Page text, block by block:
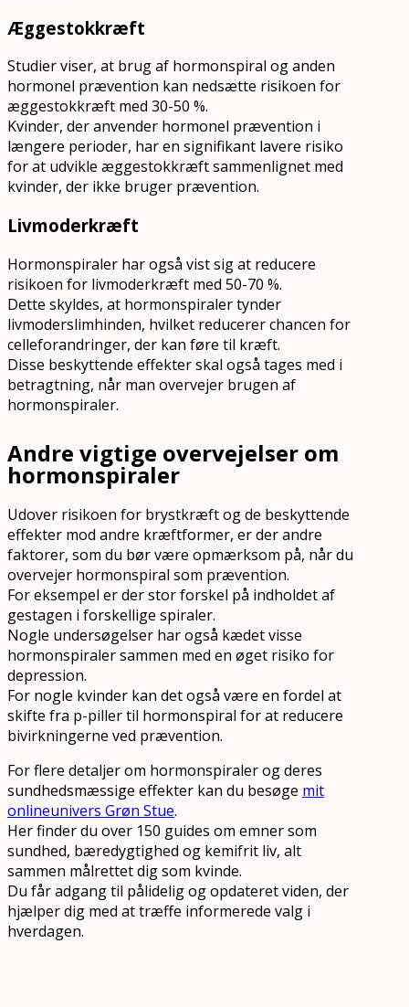
Æggestokkræft
Studier viser, at brug af hormonspiral og anden
hormonel prævention kan nedsætte risikoen for
æggestokkræft med 30-50 %.
Kvinder, der anvender hormonel prævention i
længere perioder, har en signifikant lavere risiko
for at udvikle æggestokkræft sammenlignet med
kvinder, der ikke bruger prævention.
Livmoderkræft
Hormonspiraler har også vist sig at reducere
risikoen for livmoderkræft med 50-70 %.
Dette skyldes, at hormonspiraler tynder
livmoderslimhinden, hvilket reducerer chancen for
celleforandringer, der kan føre til kræft.
Disse beskyttende effekter skal også tages med i
betragtning, når man overvejer brugen af
hormonspiraler.
Andre vigtige overvejelser om
hormonspiraler
Udover risikoen for brystkræft og de beskyttende
effekter mod andre kræftformer, er der andre
faktorer, som du bør være opmærksom på, når du
overvejer hormonspiral som prævention.
For eksempel er der stor forskel på indholdet af
gestagen i forskellige spiraler.
Nogle undersøgelser har også kædet visse
hormonspiraler sammen med en øget risiko for
depression.
For nogle kvinder kan det også være en fordel at
skifte fra p-piller til hormonspiral for at reducere
bivirkningerne ved prævention.
For flere detaljer om hormonspiraler og deres
sundhedsmæssige effekter kan du besøge mit
onlineunivers Grøn Stue.
Her finder du over 150 guides om emner som
sundhed, bæredygtighed og kemifrit liv, alt
sammen målrettet dig som kvinde.
Du får adgang til pålidelig og opdateret viden, der
hjælper dig med at træffe informerede valg i
hverdagen.